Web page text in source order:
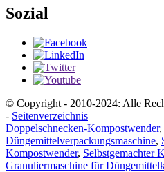
Sozial
© Copyright - 2010-2024: Alle
- Seitenverzeichnis
Doppelschnecken-Kompostwender,
Düngemittelverpackungsmaschine,
Kompostwender, Selbstgemachter
Granuliermaschine für